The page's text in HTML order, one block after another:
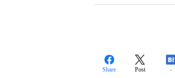
Share Post -